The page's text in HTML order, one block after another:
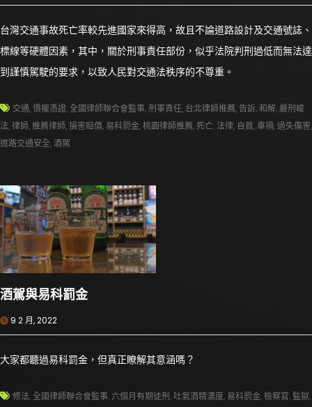
台灣交通事故死亡率較先進國家來得高，故且不論道路設計及交通號誌、
標線等硬體因素，其中，關於刑事責任部份，似乎法院判刑過低而無法達
到謹慎駕駛的要求，以致人民對交通法秩序的不尊重。
交通,債權憑證,全國律師聯合會監事,刑事責任, 台北律師推薦, 告訴,和解, 嚴刑峻
法,律師,推薦律師,損害賠償, 易科罰金,桃園律師推薦,死亡, 法律, 自首,車禍,過失傷害,
道路交通安全, 酒駕
酒駕與易科罰金
9 2 月, 2022
大家都聽過易科罰金，但真正瞭解其意涵嗎？
修法,全國律師聯合會監事,六個月有期徒刑, 吐氣酒精濃度, 易科罰金,檢察官, 監獄,